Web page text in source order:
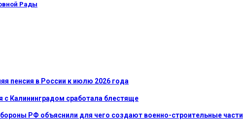
Рады
пенсия в России к июлю 2026 года
с Калининградом сработала блестяще
РФ объяснили для чего создают военно-строительные части